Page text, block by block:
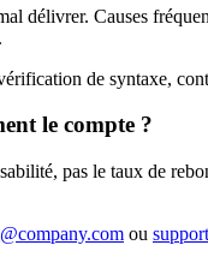
délivrer. Causes
de syntaxe,
le compte ?
pas le taux de
ou